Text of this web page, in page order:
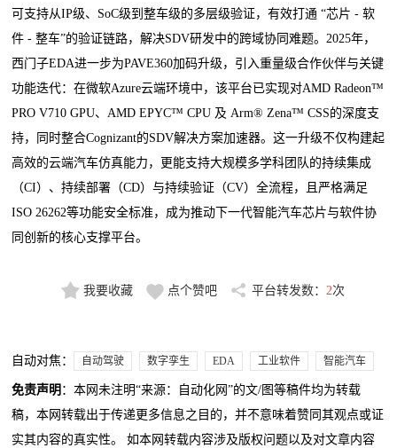
可支持从IP级、SoC级到整车级的多层级验证，有效打通 “芯片 - 软
件 - 整车”的验证链路，解决SDV研发中的跨域协同难题。2025年，
西门子EDA进一步为PAVE360加码升级，引入重量级合作伙伴与关键
功能迭代：在微软Azure云端环境中，该平台已实现对AMD Radeon™
PRO V710 GPU、AMD EPYC™ CPU 及 Arm® Zena™ CSS的深度支
持，同时整合Cognizant的SDV解决方案加速器。这一升级不仅构建起
高效的云端汽车仿真能力，更能支持大规模多学科团队的持续集成
（CI）、持续部署（CD）与持续验证（CV）全流程，且严格满足
ISO 26262等功能安全标准，成为推动下一代智能汽车芯片与软件协
同创新的核心支撑平台。
我要收藏 点个赞吧 平台转发数： 2次
自动对焦： 自动驾驶 数字孪生 EDA 工业软件 智能汽车
免责声明 ：本网未注明“来源：自动化网”的文/图等稿件均为转载
稿，本网转载出于传递更多信息之目的，并不意味着赞同其观点或证
实其内容的真实性。 如本网转载内容涉及版权问题以及对文章内容